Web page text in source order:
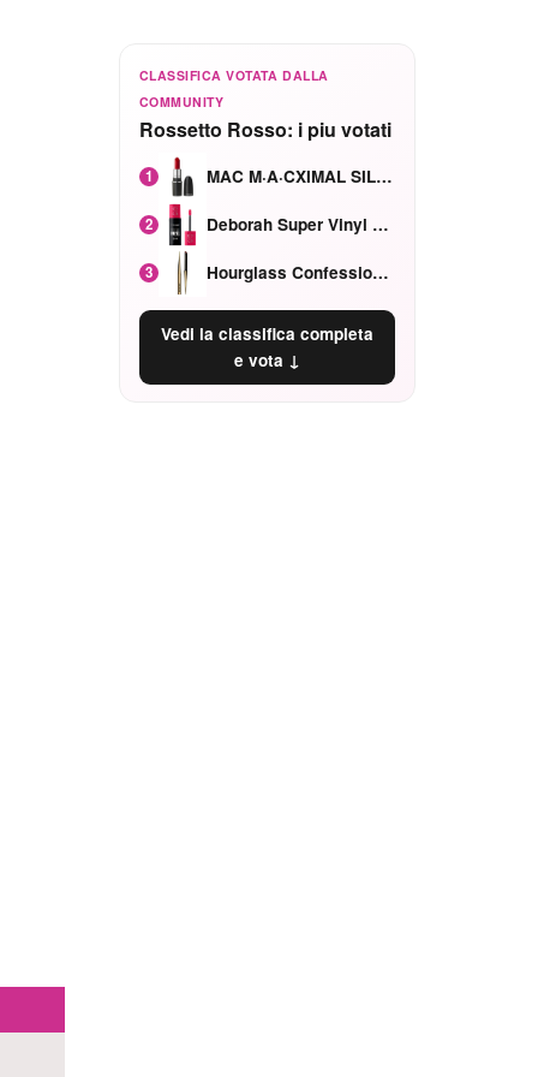
CLASSIFICA VOTATA DALLA
COMMUNITY
Rossetto Rosso: i piu votati
1 MAC M·A·CXIMAL SILKY MATTE Red Rock mat
2 Deborah Super Vinyl Shake Rosa Ciliegia
3 Hourglass Confession Ricaricabile Ultra Preciso Ad Alta Intensità Secretly Classic Red
Vedi la classifica completa
e vota ↓